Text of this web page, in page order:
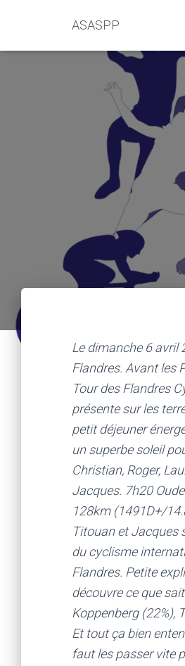
ASASPP
Le dimanche 6 avril
Flandres. Avant les
Tour des Flandres
présente sur les
petit déjeuner
un superbe soleil
Christian, Roger,
Jacques. 7h20
128km (1491D+/
Titouan et Jacques
du cyclisme
Flandres. Petite
découvre ce que
Koppenberg (22%),
Et tout ça bien
faut les passer vite